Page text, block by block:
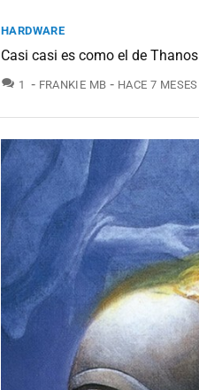
HARDWARE
Casi casi es como el de Thanos
1 COMENTARIOS
FRANKIE MB HACE 7 MESES